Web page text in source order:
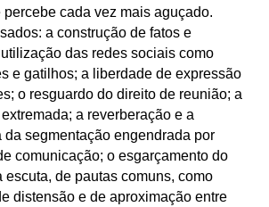
cada vez mais aguçado.
a construção de fatos e
das redes sociais como
e gatilhos; a liberdade de expressão
o resguardo do direito de reunião; a
a reverberação e a
da segmentação engendrada por
comunicação; o esgarçamento do
escuta, de pautas comuns, como
distensão e de aproximação entre